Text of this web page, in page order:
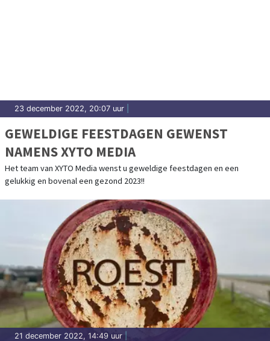
23 december 2022, 20:07 uur
GEWELDIGE FEESTDAGEN GEWENST
NAMENS XYTO MEDIA
Het team van XYTO Media wenst u geweldige feestdagen en een
gelukkig en bovenal een gezond 2023!!
21 december 2022, 14:49 uur